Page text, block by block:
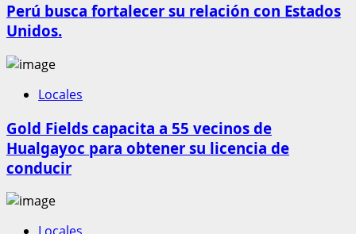
Perú busca fortalecer su relación con Estados
Unidos.
Locales
Gold Fields capacita a 55 vecinos de
Hualgayoc para obtener su licencia de
conducir